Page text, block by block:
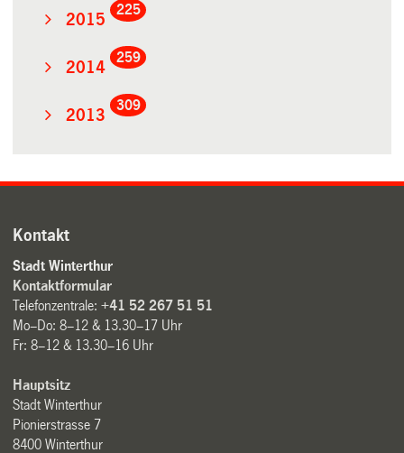
2015
225
2014
259
2013
309
Kontakt
Stadt Winterthur
Kontaktformular
Telefonzentrale:+41 52 267 51 51
Mo–Do: 8–12 & 13.30–17 Uhr
Fr: 8–12 & 13.30–16 Uhr
Hauptsitz
Stadt Winterthur
Pionierstrasse 7
8400 Winterthur